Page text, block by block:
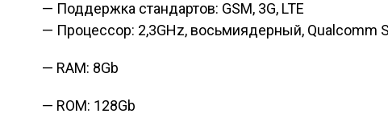
— Поддержка стандартов: GSM, 3G, LTE
— Процессор: 2,3GHz, восьмиядерный, Qualcomm
— RAM: 8Gb
— ROM: 128Gb